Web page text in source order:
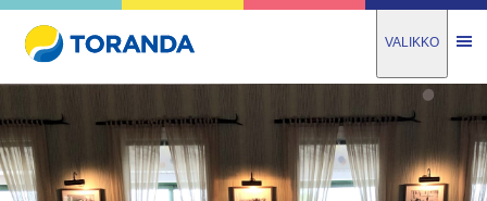
VALIKKO